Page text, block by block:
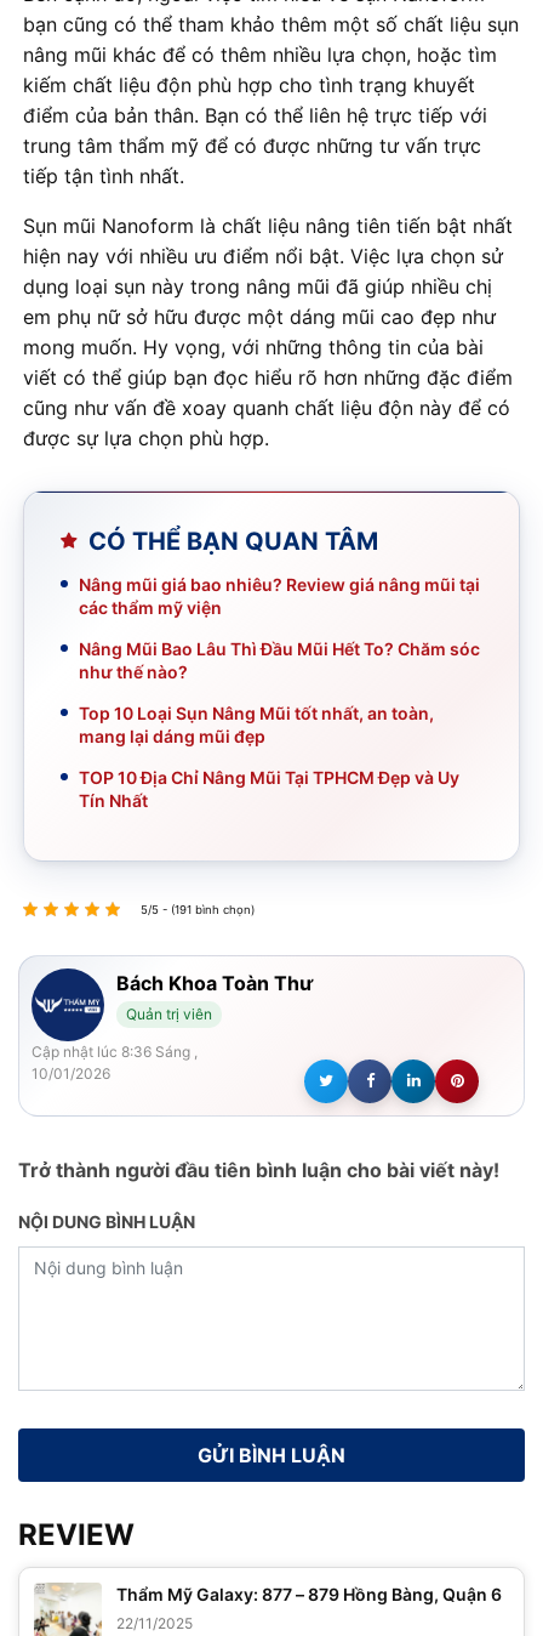
bạn cũng có thể tham khảo thêm một số chất liệu sụn
nâng mũi khác để có thêm nhiều lựa chọn, hoặc tìm
kiếm chất liệu độn phù hợp cho tình trạng khuyết
điểm của bản thân. Bạn có thể liên hệ trực tiếp với
trung tâm thẩm mỹ để có được những tư vấn trực
tiếp tận tình nhất.
Sụn mũi Nanoform là chất liệu nâng tiên tiến bật nhất
hiện nay với nhiều ưu điểm nổi bật. Việc lựa chọn sử
dụng loại sụn này trong nâng mũi đã giúp nhiều chị
em phụ nữ sở hữu được một dáng mũi cao đẹp như
mong muốn. Hy vọng, với những thông tin của bài
viết có thể giúp bạn đọc hiểu rõ hơn những đặc điểm
cũng như vấn đề xoay quanh chất liệu độn này để có
được sự lựa chọn phù hợp.
CÓ THỂ BẠN QUAN TÂM
Nâng mũi giá bao nhiêu? Review giá nâng mũi tại
các thẩm mỹ viện
Nâng Mũi Bao Lâu Thì Đầu Mũi Hết To? Chăm sóc
như thế nào?
Top 10 Loại Sụn Nâng Mũi tốt nhất, an toàn,
mang lại dáng mũi đẹp
TOP 10 Địa Chỉ Nâng Mũi Tại TPHCM Đẹp và Uy
Tín Nhất
5/5 - (191 bình chọn)
Bách Khoa Toàn Thư
Quản trị viên
Cập nhật lúc 8:36 Sáng ,
10/01/2026
Trở thành người đầu tiên bình luận cho bài viết này!
NỘI DUNG BÌNH LUẬN
REVIEW
Thẩm Mỹ Galaxy: 877 – 879 Hồng Bàng, Quận 6
22/11/2025